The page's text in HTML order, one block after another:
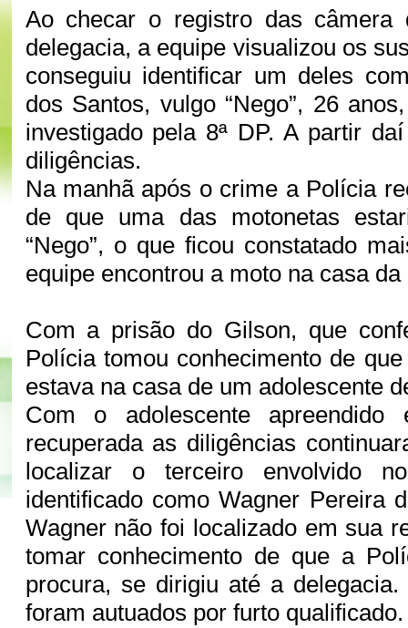
Ao checar o registro das câmera
delegacia, a equipe visualizou os
conseguiu identificar um deles
dos Santos, vulgo “Nego”, 26
investigado pela 8ª DP. A partir
diligências.
Na manhã após o crime a Polícia
de que uma das motonetas
“Nego”, o que ficou constatado
equipe encontrou a moto na casa
Com a prisão do Gilson, que
Polícia tomou conhecimento de
estava na casa de um adolescente
Com o adolescente
recuperada as diligências
localizar o terceiro envolvido
identificado como Wagner Pereira
Wagner não foi localizado em sua
tomar conhecimento de que a
procura, se dirigiu até a
foram autuados por furto